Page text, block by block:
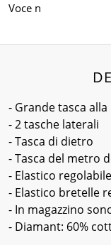
Voce n
- Grande tasca
- 2 tasche laterali
- Tasca di dietro
- Tasca del metro
- Elastico regolabile
- Elastico bretelle
- In magazzino
- Diamant: 60%